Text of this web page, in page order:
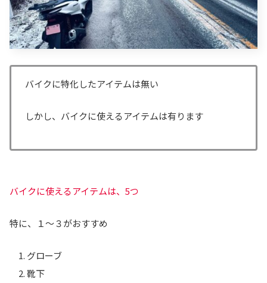
バイクに特化したアイテムは無い
しかし、バイクに使えるアイテムは有ります
バイクに使えるアイテムは、5つ
特に、１～３がおすすめ
グローブ
靴下